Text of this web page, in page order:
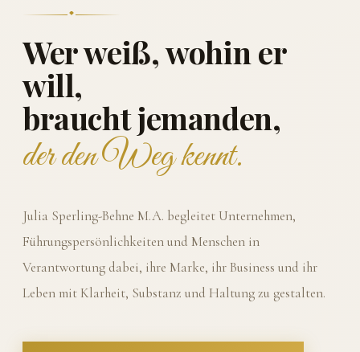
Wer weiß, wohin er
will,
braucht jemanden,
der den Weg kennt.
Julia Sperling-Behne M.A. begleitet Unternehmen,
Führungspersönlichkeiten und Menschen in
Verantwortung dabei, ihre Marke, ihr Business und ihr
Leben mit Klarheit, Substanz und Haltung zu gestalten.